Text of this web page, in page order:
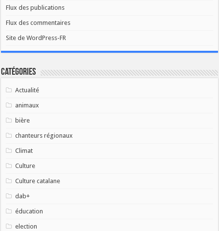
Flux des publications
Flux des commentaires
Site de WordPress-FR
Catégories
Actualité
animaux
bière
chanteurs régionaux
Climat
Culture
Culture catalane
dab+
éducation
election